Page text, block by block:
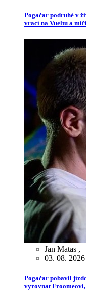
Pogačar podruhé v
vrací na Vueltu a
Jan Matas ,
03. 08. 2026
Pogačar pobavil
vyrovnat